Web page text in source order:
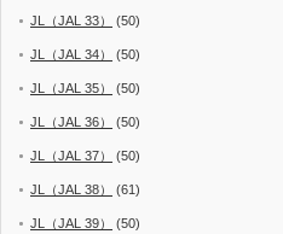
JL（JAL 33） (50)
JL（JAL 34） (50)
JL（JAL 35） (50)
JL（JAL 36） (50)
JL（JAL 37） (50)
JL（JAL 38） (61)
JL（JAL 39） (50)